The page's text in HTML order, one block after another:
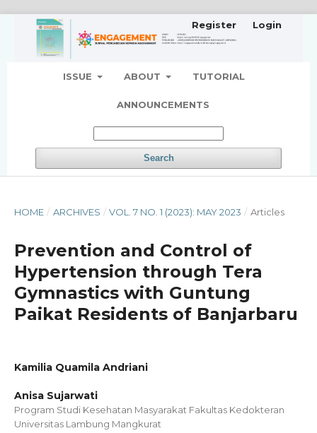
ISSUE ABOUT TUTORIAL
ANNOUNCEMENTS
Search
Register Login
HOME / ARCHIVES / VOL. 7 NO. 1 (2023): MAY 2023 / Articles
Prevention and Control of
Hypertension through Tera
Gymnastics with Guntung
Paikat Residents of Banjarbaru
Kamilia Quamila Andriani
Anisa Sujarwati
Program Studi Kesehatan Masyarakat Fakultas Kedokteran
Universitas Lambung Mangkurat